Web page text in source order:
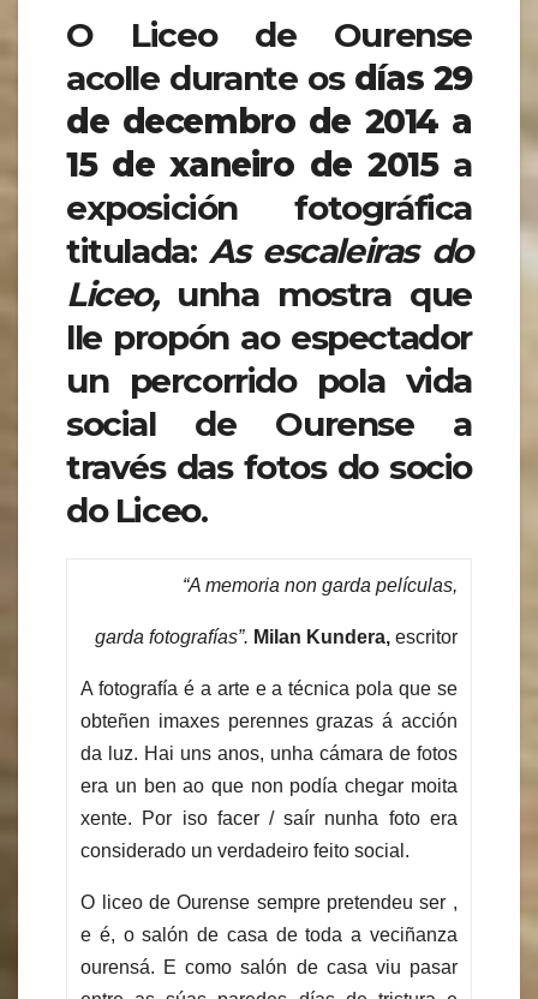
O Liceo de Ourense
acolle durante os días 29
de decembro de 2014 a
15 de xaneiro de 2015a
exposición fotográfica
titulada:As escaleiras do
Liceo, unha mostra que
lle propón ao espectador
un percorrido pola vida
social de Ourense a
través das fotos do socio
do Liceo.
“A memoria non garda películas,
garda fotografías”. Milan Kundera, escritor
A fotografía é a arte e a técnica pola que se
obteñen imaxes perennes grazas á acción
da luz. Hai uns anos, unha cámara de fotos
era un ben ao que non podía chegar moita
xente. Por iso facer / saír nunha foto era
considerado un verdadeiro feito social.
O liceo de Ourense sempre pretendeu ser ,
e é, o salón de casa de toda a veciñanza
ourensá. E como salón de casa viu pasar